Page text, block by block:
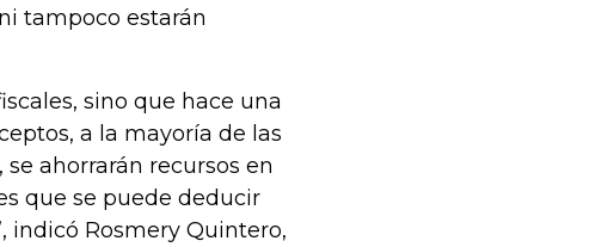
tampoco estarán
sino que hace una
a la mayoría de las
ahorrarán recursos en
que se puede deducir
indicó Rosmery Quintero,